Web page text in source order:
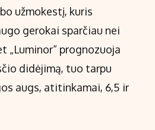
užmokestį, kuris
gerokai sparčiau nei
„Luminor“ prognozuoja
didėjimą, tuo tarpu
augs, atitinkamai, 6,5 ir